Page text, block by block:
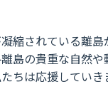
縮されている離
島の貴重な自然
ちは応援していき